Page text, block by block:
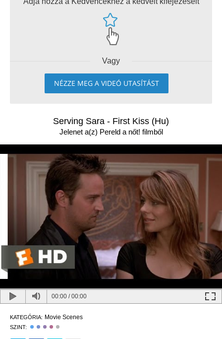
Vagy
NÉZZE MEG A VIDEÓ UTASÍTÁST
Serving Sara - First Kiss (Hu)
Jelenet a(z) Pereld a nőt! filmből
00:00 /00:00
KATEGÓRIA: Movie Scenes
SZINT: